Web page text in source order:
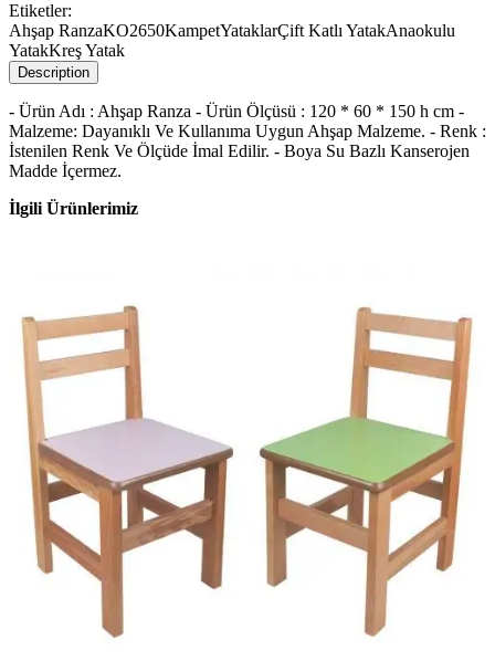
Etiketler:
Ahşap RanzaKO2650KampetYataklarÇift Katlı YatakAnaokulu
YatakKreş Yatak
Description
- Ürün Adı : Ahşap Ranza - Ürün Ölçüsü : 120 * 60 * 150 h cm -
Malzeme: Dayanıklı Ve Kullanıma Uygun Ahşap Malzeme. - Renk :
İstenilen Renk Ve Ölçüde İmal Edilir. - Boya Su Bazlı Kanserojen
Madde İçermez.
İlgili Ürünlerimiz